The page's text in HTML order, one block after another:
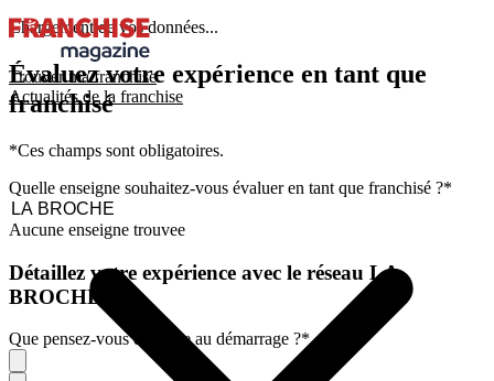
Trouver ma franchise
Actualités de la franchise
Chargement de vos données...
Évaluez votre expérience en tant que
franchisé
*Ces champs sont obligatoires.
Quelle enseigne souhaitez-vous évaluer en tant que franchisé ?*
Aucune enseigne trouvee
Détaillez votre expérience avec le réseau LA
BROCHE
Que pensez-vous de l'aide au démarrage ?*